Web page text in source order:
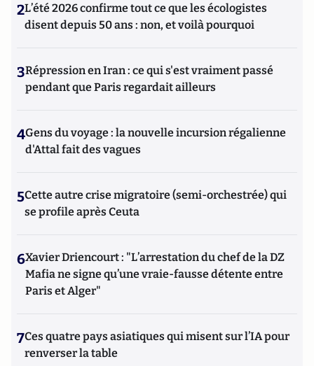
2L’été 2026 confirme tout ce que les écologistes
disent depuis 50 ans : non, et voilà pourquoi
3Répression en Iran : ce qui s'est vraiment passé
pendant que Paris regardait ailleurs
4Gens du voyage : la nouvelle incursion régalienne
d'Attal fait des vagues
5Cette autre crise migratoire (semi-orchestrée) qui
se profile après Ceuta
6Xavier Driencourt : "L’arrestation du chef de la DZ
Mafia ne signe qu’une vraie-fausse détente entre
Paris et Alger"
7Ces quatre pays asiatiques qui misent sur l’IA pour
renverser la table